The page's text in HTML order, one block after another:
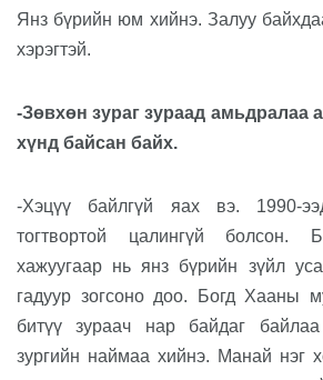
Янз бүрийн юм хийнэ. Залуу
хэрэгтэй.
-Зөвхөн зураг зураад амьдралаа
хүнд байсан байх.
-Хэцүү байлгүй яах вэ. 1990-
тогтвортой цалингүй болсон.
хажуугаар нь янз бүрийн зүйл
гадуур зогсоно доо. Богд Хааны
битүү зураач нар байдаг
зургийн наймаа хийнэ. Манай нэг